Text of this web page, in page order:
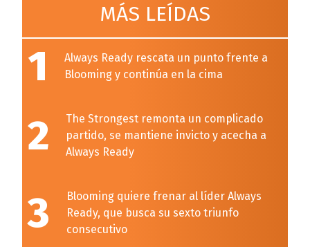
MÁS LEÍDAS
1
Always Ready rescata un punto frente a
Blooming y continúa en la cima
2
The Strongest remonta un complicado
partido, se mantiene invicto y acecha a
Always Ready
3
Blooming quiere frenar al líder Always
Ready, que busca su sexto triunfo
consecutivo